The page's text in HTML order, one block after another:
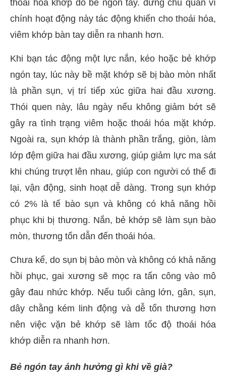
thoái hóa khớp do bẻ ngón tay. đừng chủ quan vì
chính hoạt động này tác động khiến cho thoái hóa,
viêm khớp bàn tay diễn ra nhanh hơn.
Khi bạn tác động một lực nắn, kéo hoặc bẻ khớp
ngón tay, lúc này bề mặt khớp sẽ bị bào mòn nhất
là phần sụn, vị trí tiếp xúc giữa hai đầu xương.
Thói quen này, lâu ngày nếu không giảm bớt sẽ
gây ra tình trạng viêm hoặc thoái hóa mặt khớp.
Ngoài ra, sụn khớp là thành phần trắng, giòn, làm
lớp đệm giữa hai đầu xương, giúp giảm lực ma sát
khi chúng trượt lên nhau, giúp con người có thể đi
lại, vận động, sinh hoạt dễ dàng. Trong sụn khớp
có 2% là tế bào sụn và không có khả năng hồi
phục khi bị thương. Nắn, bẻ khớp sẽ làm sụn bào
mòn, thương tổn dẫn đến thoái hóa.
Chưa kể, do sụn bị bào mòn và không có khả năng
hồi phục, gai xương sẽ mọc ra tấn công vào mô
gây đau nhức khớp. Nếu tuổi càng lớn, gân, sụn,
dây chằng kém linh động và dễ tổn thương hơn
nên việc vặn bẻ khớp sẽ làm tốc độ thoái hóa
khớp diễn ra nhanh hơn.
Bẻ ngón tay ảnh hưởng gì khi về già?